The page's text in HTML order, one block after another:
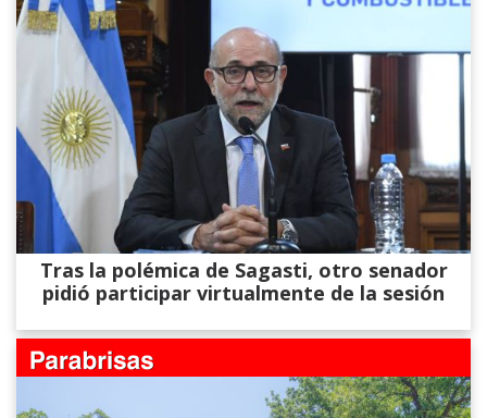
Tras la polémica de Sagasti, otro senador
pidió participar virtualmente de la sesión